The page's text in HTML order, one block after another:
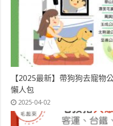
【2025最新】帶狗狗去寵物
懶人包
2025-04-02